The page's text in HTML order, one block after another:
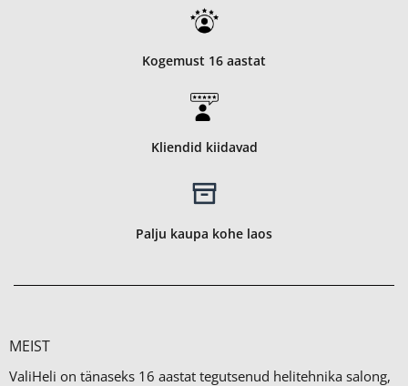
Kogemust 16 aastat
Kliendid kiidavad
Palju kaupa kohe laos
MEIST
ValiHeli on tänaseks 16 aastat tegutsenud helitehnika salong,